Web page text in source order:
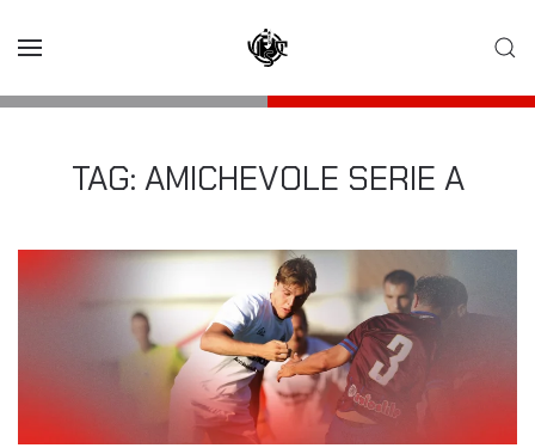
TAG: AMICHEVOLE SERIE A